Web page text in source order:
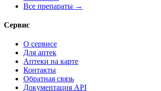
Все препараты →
Сервис
О сервисе
Для аптек
Аптеки на карте
Контакты
Обратная связь
Документация API